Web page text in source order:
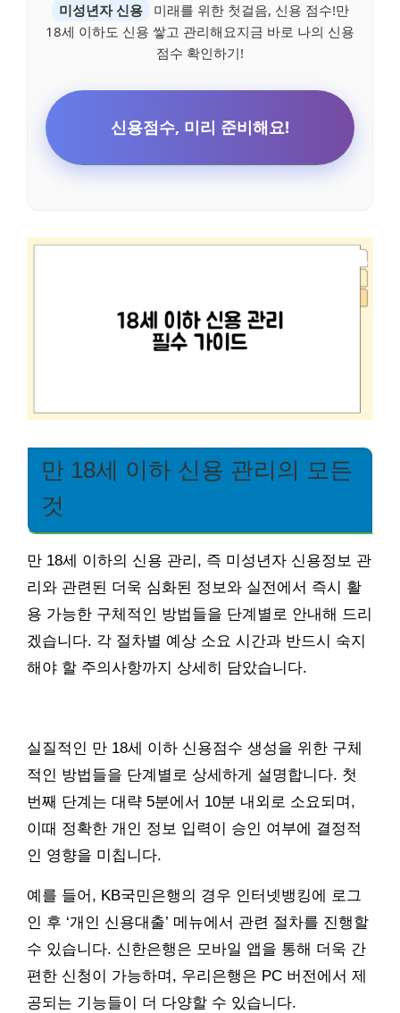
미성년자 신용
미래를 위한 첫걸음, 신용 점수!만
18세 이하도 신용 쌓고 관리해요지금 바로 나의 신용
점수 확인하기!
신용점수, 미리 준비해요!
만 18세 이하 신용 관리의 모든
것
만 18세 이하의 신용 관리, 즉 미성년자 신용정보 관
리와 관련된 더욱 심화된 정보와 실전에서 즉시 활
용 가능한 구체적인 방법들을 단계별로 안내해 드리
겠습니다. 각 절차별 예상 소요 시간과 반드시 숙지
해야 할 주의사항까지 상세히 담았습니다.
실질적인 만 18세 이하 신용점수 생성을 위한 구체
적인 방법들을 단계별로 상세하게 설명합니다. 첫
번째 단계는 대략 5분에서 10분 내외로 소요되며,
이때 정확한 개인 정보 입력이 승인 여부에 결정적
인 영향을 미칩니다.
예를 들어, KB국민은행의 경우 인터넷뱅킹에 로그
인 후 ‘개인 신용대출’ 메뉴에서 관련 절차를 진행할
수 있습니다. 신한은행은 모바일 앱을 통해 더욱 간
편한 신청이 가능하며, 우리은행은 PC 버전에서 제
공되는 기능들이 더 다양할 수 있습니다.